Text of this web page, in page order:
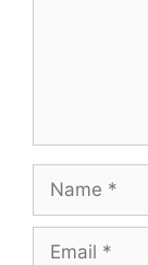
Name
Email